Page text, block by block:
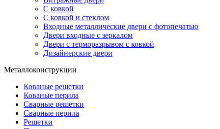
С ковкой
С ковкой и стеклом
Входные металлические двери с фотопечатью
Двери входные с зеркалом
Двери с терморазрывом с ковкой
Дизайнерские двери
Металлоконструкции
Кованые решетки
Кованые перила
Сварные решетки
Сварные перила
Решетки